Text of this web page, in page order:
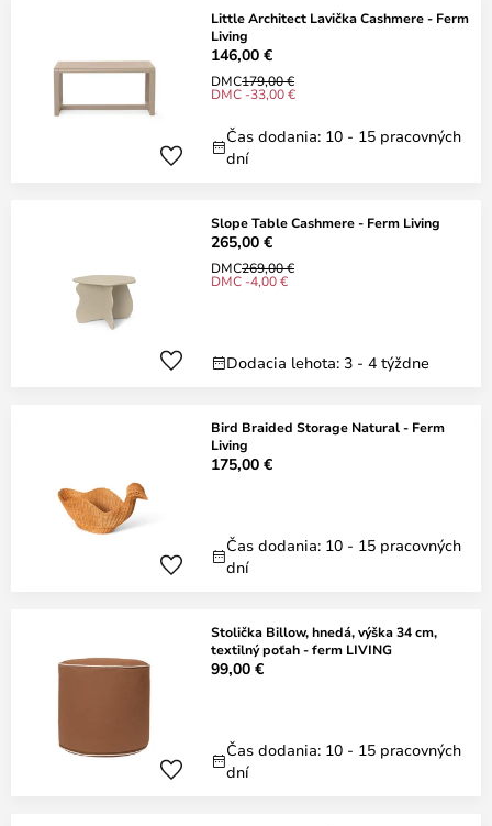
Little Architect Lavička Cashmere - Ferm
Living
146,00 €
DMC179,00 €
DMC -33,00 €
Čas dodania: 10 - 15 pracovných
dní
Slope Table Cashmere - Ferm Living
265,00 €
DMC269,00 €
DMC -4,00 €
Dodacia lehota: 3 - 4 týždne
Bird Braided Storage Natural - Ferm
Living
175,00 €
Čas dodania: 10 - 15 pracovných
dní
Stolička Billow, hnedá, výška 34 cm,
textilný poťah - ferm LIVING
99,00 €
Čas dodania: 10 - 15 pracovných
dní